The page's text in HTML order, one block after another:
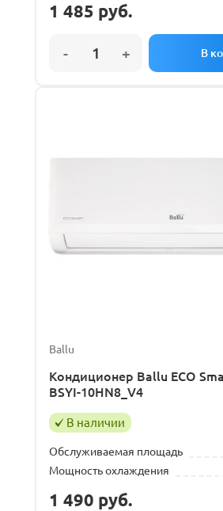
1 485 руб.
Ballu
Кондиционер Ballu ECO
BSYI-10HN8_V4
В наличии
Обслуживаемая площадь
Мощность охлаждения
1 490 руб.